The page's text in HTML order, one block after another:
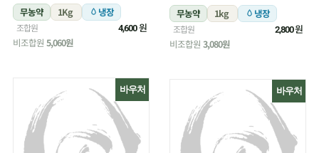
무농약 1Kg 냉장
조합원 4,600원
비조합원 5,060원
무농약 1kg 냉장
조합원 2,800원
비조합원 3,080원
바우처 바우처